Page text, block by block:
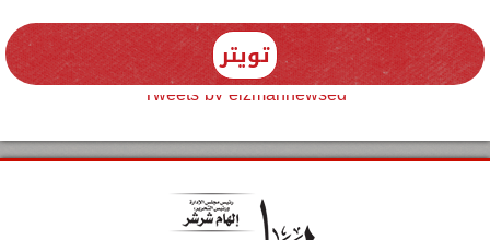
تويتر
Tweets by elzmannewseg